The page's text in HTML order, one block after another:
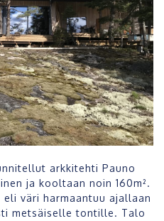
arkkitehti Pauno
ja kooltaan noin 160m².
väri harmaantuu ajallaan
metsäiselle tontille. Talo